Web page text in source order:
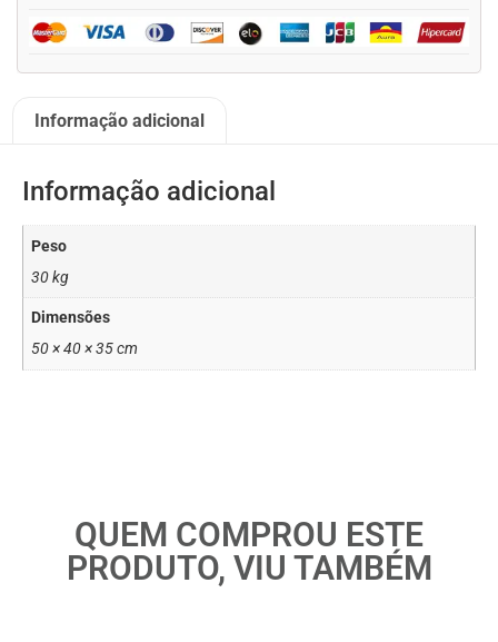
Informação adicional
Informação adicional
Peso
30 kg
Dimensões
50 × 40 × 35 cm
QUEM COMPROU ESTE
PRODUTO, VIU TAMBÉM